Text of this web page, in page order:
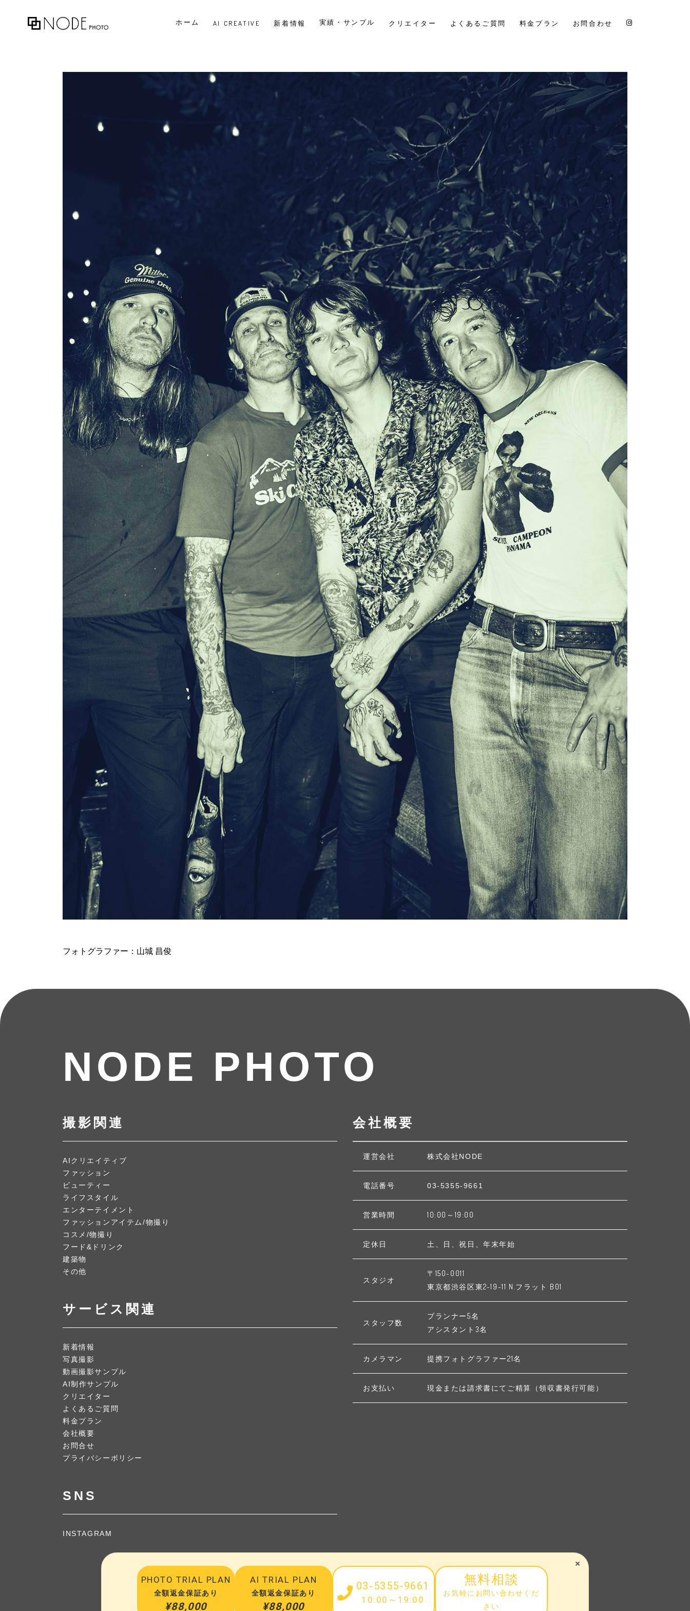
ホーム AI CREATIVE 新着情報 実績・サンプル クリエイター よくあるご質問 料金プラン お問合わせ
フォトグラファー：山城 昌俊
NODE PHOTO
撮影関連
AIクリエイティブ
ファッション
ビューティー
ライフスタイル
エンターテイメント
ファッションアイテム/物撮り
コスメ/物撮り
フード&ドリンク
建築物
その他
サービス関連
新着情報
写真撮影
動画撮影サンプル
AI制作サンプル
クリエイター
よくあるご質問
料金プラン
会社概要
お問合せ
プライバシーポリシー
SNS
INSTAGRAM
PHOTO TRIAL PLAN
全額返金保証あり
¥88,000
AI TRIAL PLAN
全額返金保証あり
¥88,000
03-5355-9661
10:00～19:00
無料相談
お気軽にお問い合わせくだ
さい
会社概要
運営会社 株式会社NODE
電話番号 03-5355-9661
営業時間 10:00～19:00
定休日 土、日、祝日、年末年始
スタジオ
〒150-0011
東京都渋谷区東2-19-11 N.フラット B01
スタッフ数
プランナー5名
アシスタント3名
カメラマン 提携フォトグラファー21名
お支払い 現金または請求書にてご精算（領収書発行可能）